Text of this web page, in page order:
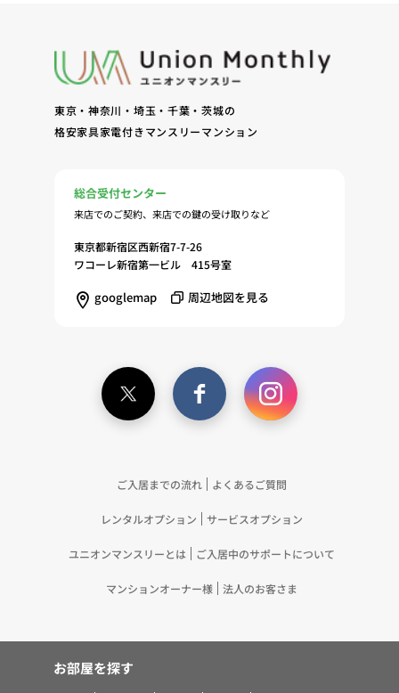
東京・神奈川・埼玉・千葉・茨城の
格安家具家電付きマンスリーマンション
総合受付センター
来店でのご契約、来店での鍵の受け取りなど
東京都新宿区西新宿7-7-26
ワコーレ新宿第一ビル 415号室
googlemap 周辺地図を見る
ご入居までの流れ よくあるご質問
レンタルオプション サービスオプション
ユニオンマンスリーとは ご入居中のサポートについて
マンションオーナー様 法人のお客さま
お部屋を探す